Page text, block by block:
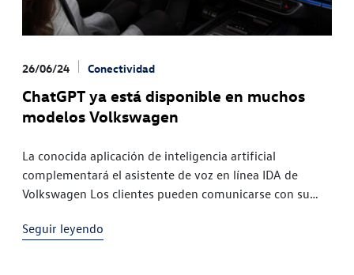
26/06/24 Conectividad
ChatGPT ya está disponible en muchos
modelos Volkswagen
La conocida aplicación de inteligencia artificial
complementará el asistente de voz en línea IDA de
Volkswagen Los clientes pueden comunicarse con su
información adicional Volkswagen es uno de los
Seguir leyendo